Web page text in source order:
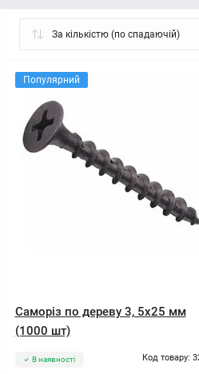
Популярний
Саморіз по дереву 3, 5x25 мм
(1000 шт)
В наявності Код товару: